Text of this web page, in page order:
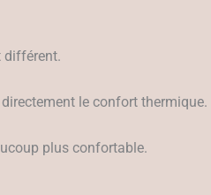
différent.
le confort thermique.
plus confortable.